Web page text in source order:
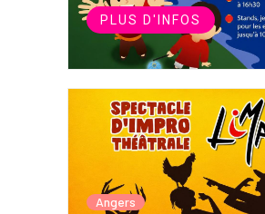
PLUS D'INFOS
Angers